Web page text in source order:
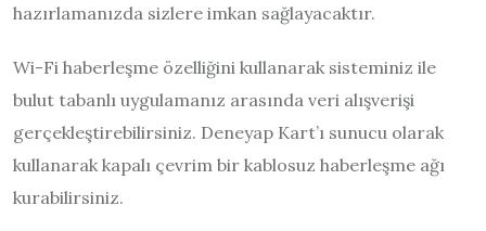
hazırlamanızda sizlere imkan sağlayacaktır.
Wi-Fi haberleşme özelliğini kullanarak sisteminiz ile
bulut tabanlı uygulamanız arasında veri alışverişi
gerçekleştirebilirsiniz. Deneyap Kart’ı sunucu olarak
kullanarak kapalı çevrim bir kablosuz haberleşme ağı
kurabilirsiniz.